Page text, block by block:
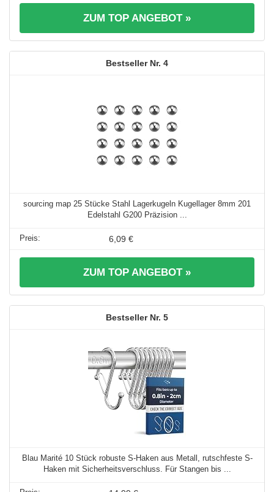
ZUM TOP ANGEBOT »
4
sourcing map 25 Stücke Stahl Lagerkugeln Kugellager 8mm 201
Edelstahl G200 Präzision ...
6,09 €
ZUM TOP ANGEBOT »
5
Blau Marité 10 Stück robuste S-Haken aus Metall, rutschfeste S-
Haken mit Sicherheitsverschluss. Für Stangen bis ...